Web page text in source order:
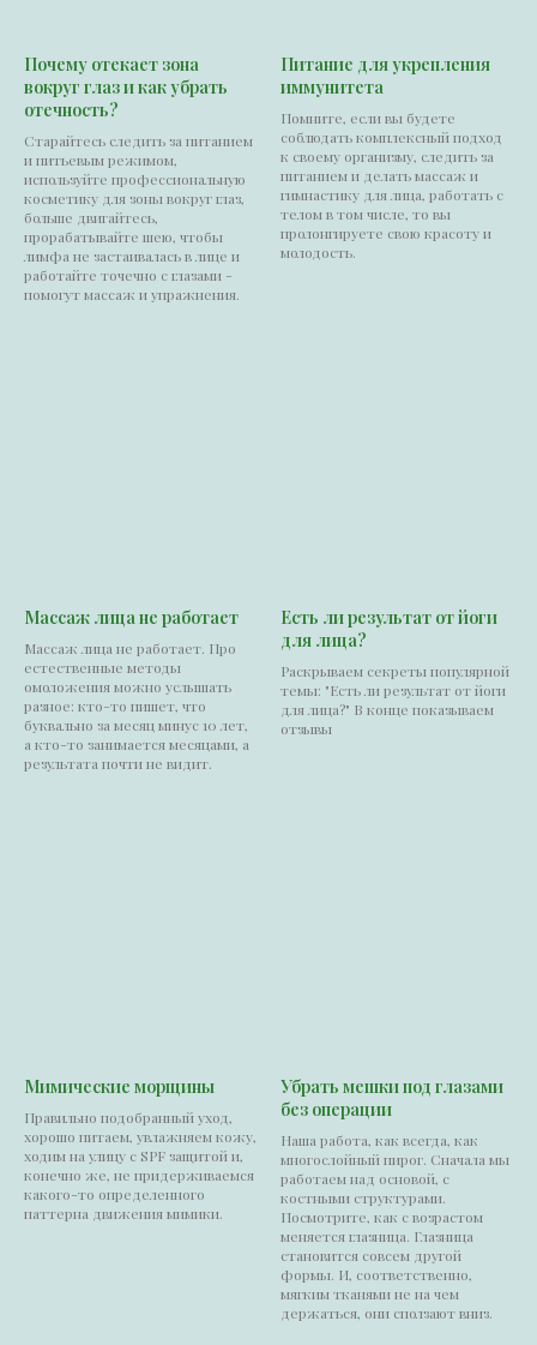
Почему отекает зона
вокруг глаз и как убрать
отечность?
Старайтесь следить за питанием
и питьевым режимом,
используйте профессиональную
косметику для зоны вокруг глаз,
больше двигайтесь,
прорабатывайте шею, чтобы
лимфа не застаивалась в лице и
работайте точечно с глазами -
помогут массаж и упражнения.
Питание для укрепления
иммунитета
Помните, если вы будете
соблюдать комплексный подход
к своему организму, следить за
питанием и делать массаж и
гимнастику для лица, работать с
телом в том числе, то вы
пролонгируете свою красоту и
молодость.
Массаж лица не работает
Массаж лица не работает. Про
естественные методы
омоложения можно услышать
разное: кто-то пишет, что
буквально за месяц минус 10 лет,
а кто-то занимается месяцами, а
результата почти не видит.
Есть ли результат от йоги
для лица?
Раскрываем секреты популярной
темы: "Есть ли результат от йоги
для лица?" В конце показываем
отзывы
Мимические морщины
Правильно подобранный уход,
хорошо питаем, увлажняем кожу,
ходим на улицу с SPF защитой и,
конечно же, не придерживаемся
какого-то определенного
паттерна движения мимики.
Убрать мешки под глазами
без операции
Наша работа, как всегда, как
многослойный пирог. Сначала мы
работаем над основой, с
костными структурами.
Посмотрите, как с возрастом
меняется глазница. Глазница
становится совсем другой
формы. И, соответственно,
мягким тканями не на чем
держаться, они сползают вниз.